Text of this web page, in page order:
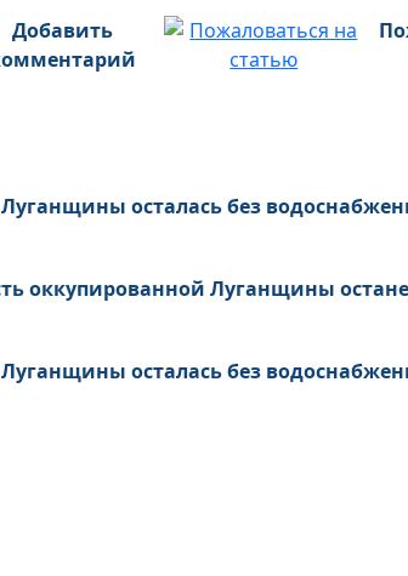
Добавить
осталась без
оккупированной Луганщины
осталась без